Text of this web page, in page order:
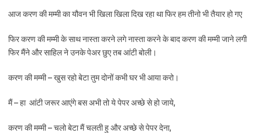
आज करण की मम्मी का यौवन भी खिला खिला दिख रहा था फिर हम तीनो भी तैयार हो गए
फिर करण की मम्मी के साथ नास्ता करने लगे नास्ता करने के बाद करण की मम्मी जाने लगी
फिर मैंने और साहिल ने उनके पेअर छुए तब आंटी बोली।
करण की मम्मी – खुस रहो बेटा तुम दोनों कभी घर भी आया करो।
मैं – हा आंटी जरूर आएंगे बस अभी तो ये पेपर अच्छे से हो जाये,
करण की मम्मी – चलो बेटा मैं चलती हु और अच्छे से पेपर देना,